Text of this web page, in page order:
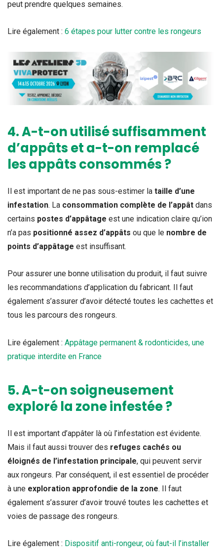
peut prendre quelques semaines.
Lire également : 6 étapes pour lutter contre les rongeurs
4. A-t-on utilisé suffisamment
d’appâts et a-t-on remplacé
les appâts consommés ?
Il est important de ne pas sous-estimer la taille d’une
infestation. La consommation complète de l’appât dans
certains postes d’appâtage est une indication claire qu’ion
n’a pas positionné assez d’appâts ou que le nombre de
points d’appâtage est insuffisant.
Pour assurer une bonne utilisation du produit, il faut suivre
les recommandations d’application du fabricant. Il faut
également s’assurer d’avoir détecté toutes les cachettes et
tous les parcours des rongeurs.
Lire également : Appâtage permanent & rodonticides, une
pratique interdite en France
5. A-t-on soigneusement
exploré la zone infestée ?
Il est important d’appâter là où l’infestation est évidente.
Mais il faut aussi trouver des refuges cachés ou
éloignés de l’infestation principale, qui peuvent servir
aux rongeurs. Par conséquent, il est essentiel de procéder
à une exploration approfondie de la zone. Il faut
également s’assurer d’avoir trouvé toutes les cachettes et
voies de passage des rongeurs.
Lire également : Dispositif anti-rongeur, où faut-il l’installer